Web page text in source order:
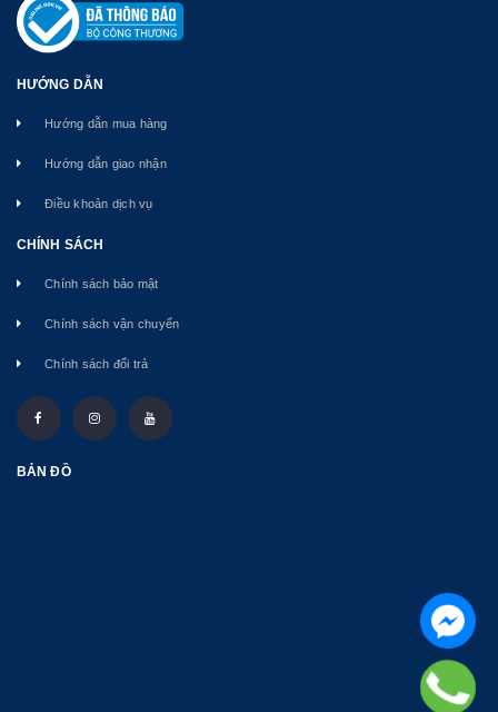
HƯỚNG DẪN
Hướng dẫn mua hàng
Hướng dẫn giao nhận
Điều khoản dịch vụ
CHÍNH SÁCH
Chính sách bảo mật
Chính sách vận chuyển
Chính sách đổi trả
BẢN ĐỒ